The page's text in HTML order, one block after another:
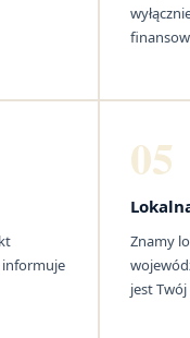
informuje
05
Znamy
jest Twój